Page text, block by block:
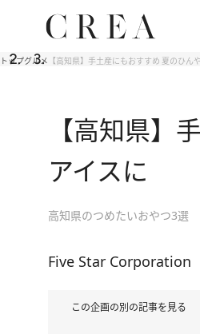
トップグルメ 【高知県】手土産にもおすすめ 夏のひ
【高知県】
アイスに
高知県のつめたいおやつ3選
Five Star Corporation
この企画の別の記事を見る